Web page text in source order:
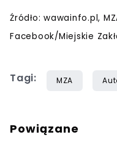
Źródło: wawainfo.pl,
Facebook/Miejskie
Tagi: MZA
Powiązane